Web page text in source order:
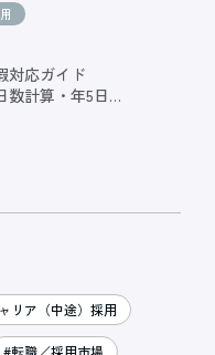
対応ガイド
数計算・年5日…
リア（中途）採用
#転職／採用市場